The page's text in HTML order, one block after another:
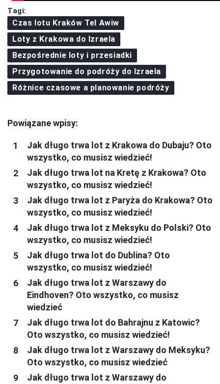
Tagi:
Czas lotu Kraków Tel Awiw
Loty z Krakowa do Izraela
Bezpośrednie loty i przesiadki
Przygotowanie do podróży do Izraela
Różnice czasowe a planowanie podróży
Powiązane wpisy:
Jak długo trwa lot z Krakowa do Dubaju? Oto
wszystko, co musisz wiedzieć!
Jak długo trwa lot na Kretę z Krakowa? Oto
wszystko, co musisz wiedzieć!
Jak długo trwa lot z Paryża do Krakowa? Oto
wszystko, co musisz wiedzieć!
Jak długo trwa lot z Meksyku do Polski? Oto
wszystko, co musisz wiedzieć!
Jak długo trwa lot do Dublina? Oto
wszystko, co musisz wiedzieć!
Jak długo trwa lot z Warszawy do
Eindhoven? Oto wszystko, co musisz
wiedzieć
Jak długo trwa lot do Bahrajnu z Katowic?
Oto wszystko, co musisz wiedzieć!
Jak długo trwa lot z Warszawy do Meksyku?
Oto wszystko, co musisz wiedzieć
Jak długo trwa lot z Warszawy do